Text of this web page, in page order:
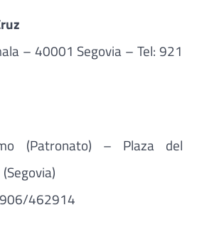
– 40001 Segovia – Tel: 921
(Patronato) – Plaza del
462914